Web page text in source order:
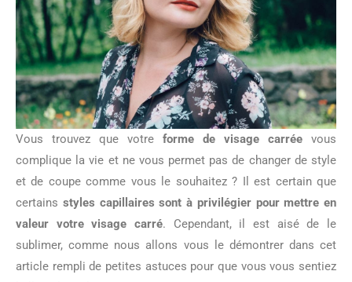
Vous trouvez que votre forme de visage carrée vous
complique la vie et ne vous permet pas de changer de style
et de coupe comme vous le souhaitez ? Il est certain que
certains styles capillaires sont à privilégier pour mettre en
valeur votre visage carré. Cependant, il est aisé de le
sublimer, comme nous allons vous le démontrer dans cet
article rempli de petites astuces pour que vous vous sentiez